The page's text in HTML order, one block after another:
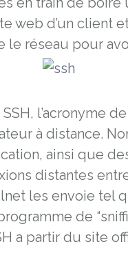
web d’un client
le réseau pour
SSH,
à distance.
ainsi que
distantes
les envoie tel
de
a partir du site